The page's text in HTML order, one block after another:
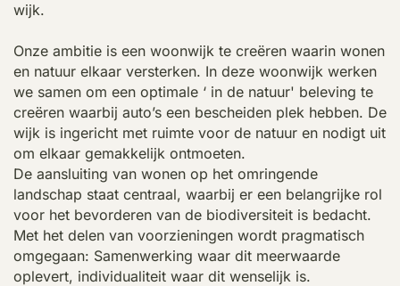
wijk.
Onze ambitie is een woonwijk te creëren waarin wonen
en natuur elkaar versterken. In deze woonwijk werken
we samen om een optimale ‘ in de natuur' beleving te
creëren waarbij auto’s een bescheiden plek hebben. De
wijk is ingericht met ruimte voor de natuur en nodigt uit
om elkaar gemakkelijk ontmoeten.
De aansluiting van wonen op het omringende
landschap staat centraal, waarbij er een belangrijke rol
voor het bevorderen van de biodiversiteit is bedacht.
Met het delen van voorzieningen wordt pragmatisch
omgegaan: Samenwerking waar dit meerwaarde
oplevert, individualiteit waar dit wenselijk is.